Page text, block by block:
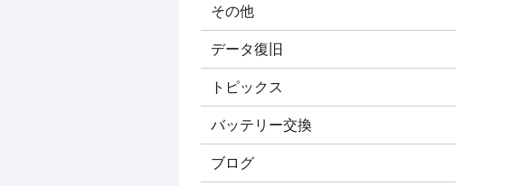
その他
データ復旧
トピックス
バッテリー交換
ブログ